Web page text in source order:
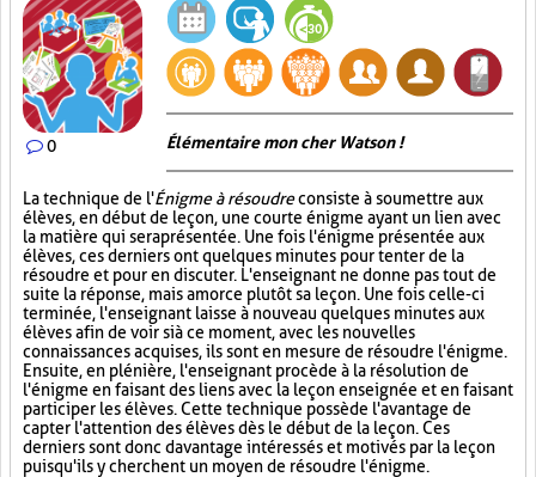
0 Élémentaire mon cher Watson !
La technique de l'Énigme à résoudreconsiste à soumettre aux
élèves, en début de leçon, une courte énigme ayant un lien avec
la matière qui sera présentée. Une fois l'énigme présentée aux
élèves, ces derniers ont quelques minutes pour tenter de la
résoudre et pour en discuter. L'enseignant ne donne pas tout de
suite la réponse, mais amorce plutôt sa leçon. Une fois celle-ci
terminée, l'enseignant laisse à nouveau quelques minutes aux
élèves afin de voir si à ce moment, avec les nouvelles
connaissances acquises, ils sont en mesure de résoudre l'énigme.
Ensuite, en plénière, l'enseignant procède à la résolution de
l'énigme en faisant des liens avec la leçon enseignée et en faisant
participer les élèves. Cette technique possède l'avantage de
capter l'attention des élèves dès le début de la leçon. Ces
derniers sont donc davantage intéressés et motivés par la leçon
puisqu'ils y cherchent un moyen de résoudre l'énigme.